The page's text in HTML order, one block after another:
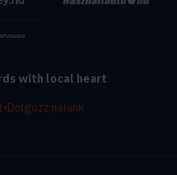
with local heart
•Dolgozz nálunk